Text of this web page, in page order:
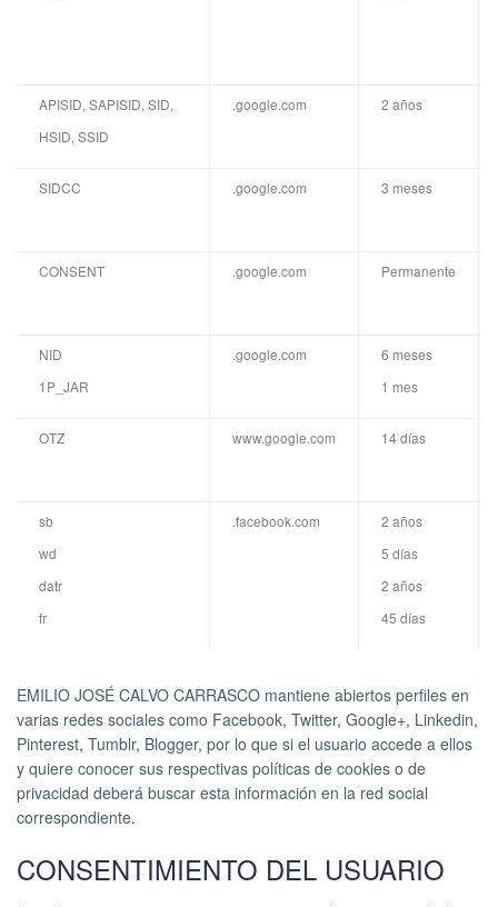
APISID, SAPISID, SID,
HSID, SSID
.google.com 2 años
SIDCC .google.com 3 meses
CONSENT .google.com Permanente
NID
1P_JAR
.google.com
6 meses
1 mes
OTZ www.google.com 14 días
sb
wd
datr
fr
.facebook.com
2 años
5 días
2 años
45 días
EMILIO JOSÉ CALVO CARRASCO mantiene abiertos perfiles en
varias redes sociales como Facebook, Twitter, Google+, Linkedin,
Pinterest, Tumblr, Blogger, por lo que si el usuario accede a ellos
y quiere conocer sus respectivas políticas de cookies o de
privacidad deberá buscar esta información en la red social
correspondiente.
CONSENTIMIENTO DEL USUARIO